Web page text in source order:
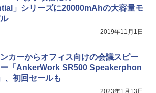
」シリーズに20000mAhの大容量モ
2019年11月1日
カーからオフィス向けの会議スピー
「AnkerWork SR500 Speakerphon
、初回セールも